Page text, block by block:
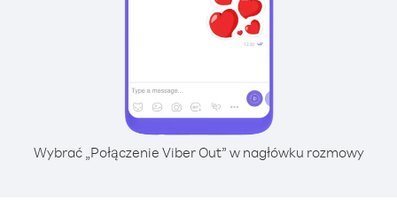
Wybrać „Połączenie Viber Out” w nagłówku rozmowy